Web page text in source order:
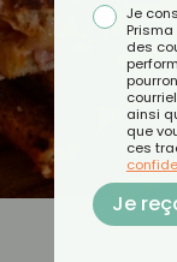
Je
des
ainsi
que
ces
Je